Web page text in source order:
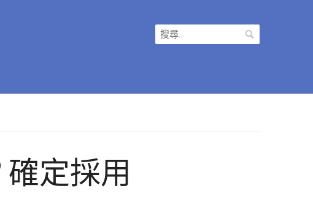
搜
尋
確定採用